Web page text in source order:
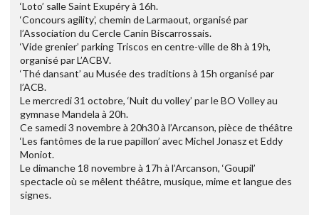
‘Loto’ salle Saint Exupéry à 16h.
‘Concours agility’, chemin de Larmaout, organisé par
l’Association du Cercle Canin Biscarrossais.
‘Vide grenier’ parking Triscos en centre-ville de 8h à 19h,
organisé par L’ACBV.
‘Thé dansant’ au Musée des traditions à 15h organisé par
l’ACB.
Le mercredi 31 octobre, ‘Nuit du volley’ par le BO Volley au
gymnase Mandela à 20h.
Ce samedi 3 novembre à 20h30 à l’Arcanson, pièce de théâtre
‘Les fantômes de la rue papillon’ avec Michel Jonasz et Eddy
Moniot.
Le dimanche 18 novembre à 17h à l’Arcanson, ‘Goupil’
spectacle où se mêlent théâtre, musique, mime et langue des
signes.